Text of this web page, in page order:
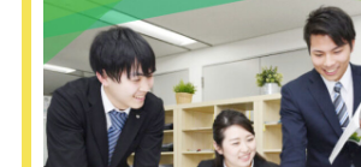
残業は月平均5～10時
事を早く終わらせて
間を確保できます。
■最初の3ヶ月間は試
す。
最初の3ヶ月間は契約
きます！
【研修期間】
▼1ヶ月目：IT基礎研
1ヶ月目は専門技術で
する基礎知識を深め
「コンピュータの仕組